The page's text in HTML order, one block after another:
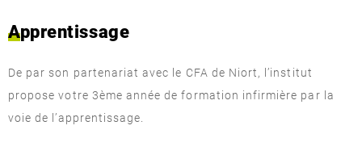
Apprentissage
De par son partenariat avec le CFA de Niort, l’institut
propose votre 3ème année de formation infirmière par la
voie de l’apprentissage.